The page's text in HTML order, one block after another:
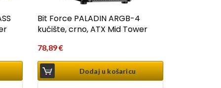
Bit Force PALADIN ARGB-4
kućište, crno, ATX Mid Tower
78,89€
Dodaj u košaricu